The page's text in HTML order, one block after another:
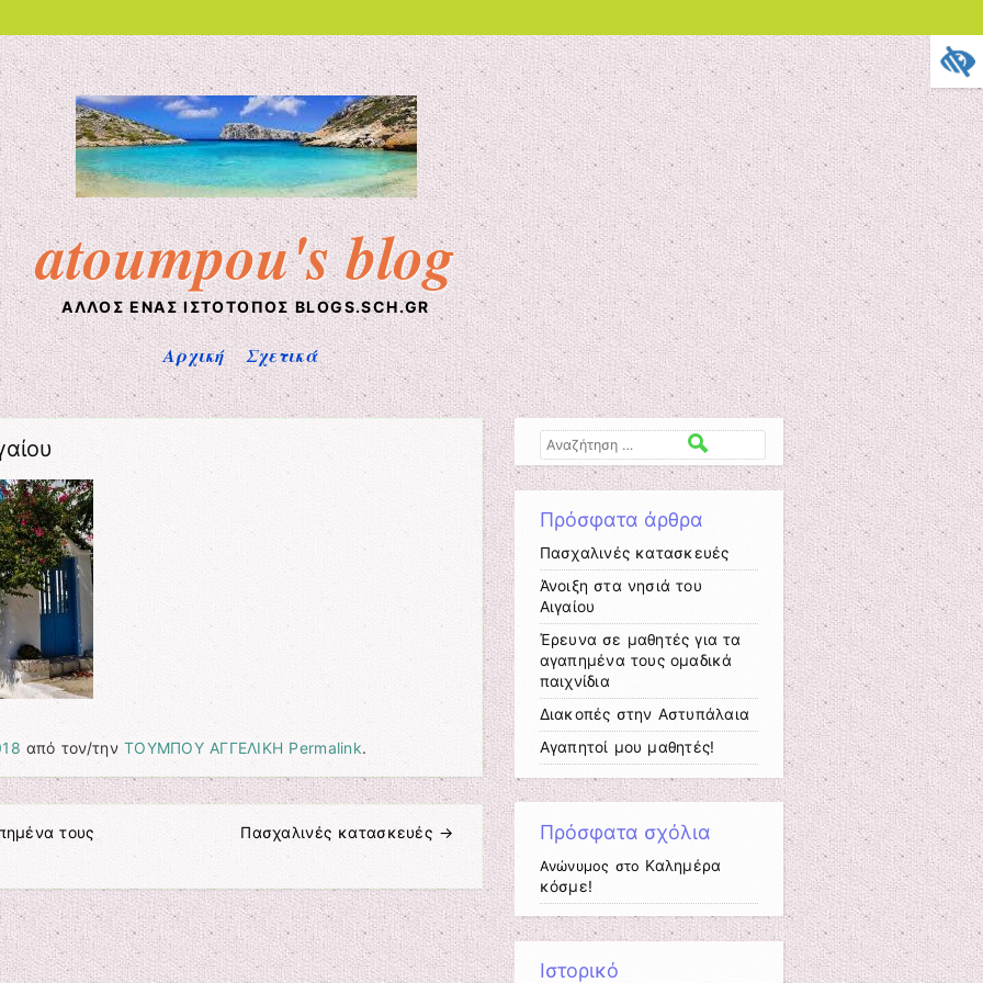
atoumpou's blog
ΆΛΛΟΣ ΈΝΑΣ ΙΣΤΌΤΟΠΟΣ BLOGS.SCH.GR
Αρχική Σχετικά
από τον/την ΤΟΥΜΠΟΥ ΑΓΓΕΛΙΚΗ Permalink.
τους
Πασχαλινές κατασκευές →
Αναζήτηση
Πρόσφατα άρθρα
Πασχαλινές κατασκευές
Άνοιξη στα νησιά του
Αιγαίου
Έρευνα σε μαθητές για τα
αγαπημένα τους ομαδικά
παιχνίδια
Διακοπές στην Αστυπάλαια
Αγαπητoί μου μαθητές!
Πρόσφατα σχόλια
Ανώνυμος στο Καλημέρα
κόσμε!
Ιστορικό